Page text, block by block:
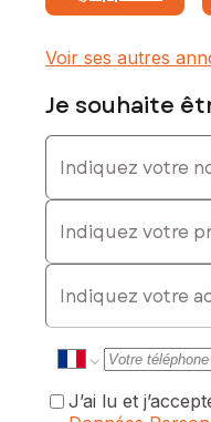
exposé sont
Prix de vente : 309
Honoraires charge
Contactez votre
: 0658676639, E-mail
Agent commercial
Voir ses autres
Je souhaite
Indiquez votre nom
Indiquez votre
E-mail
J’ai lu et